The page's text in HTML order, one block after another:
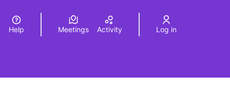
Elegir el idiomaChoose language
Help Meetings Activity Log in